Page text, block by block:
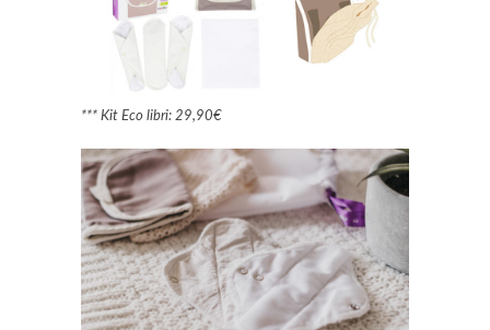
*** Kit Eco libri: 29,90€